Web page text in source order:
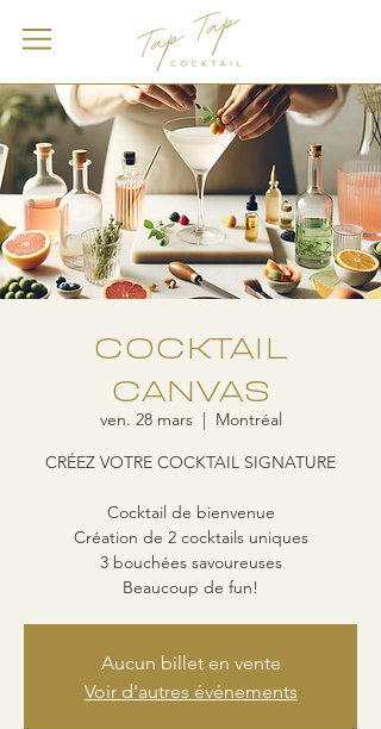
COCKTAIL
CANVAS
ven. 28 mars
  |
Montréal
CRÉEZ VOTRE COCKTAIL SIGNATURE
Cocktail de bienvenue
Création de 2 cocktails uniques
3 bouchées savoureuses
Beaucoup de fun!
Aucun billet en vente
Voir d'autres événements